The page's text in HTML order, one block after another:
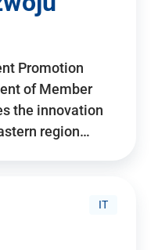
Promotion
of Member
the innovation
region…
IT